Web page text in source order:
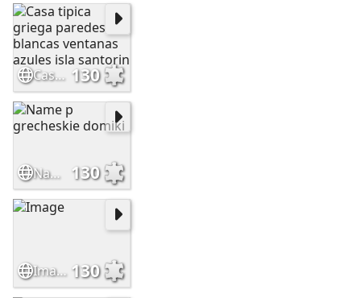
Casa tipica griega paredes blancas ventanas azules isla santorin 130
Name p grecheskie domiki 130
Image 130